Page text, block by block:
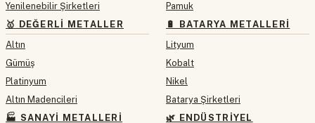
Yenilenebilir Şirketleri
🥇 DEĞERLI METALLER
Altın
Gümüş
Platinyum
Altın Madencileri
🏭 SANAYI METALLERI
Pamuk
🔋 BATARYA METALLERI
Lityum
Kobalt
Nikel
Batarya Şirketleri
🌿 ENDÜSTRIYEL